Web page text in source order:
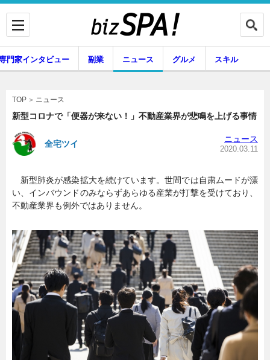
企業インタビュー 専門家インタビュー
副業 ニュース
グルメ スキル
暮らし エンタメ
連載一覧
門家インタビュー 副業 ニュース グルメ スキル
TOP ニュース
新型コロナで「便器が来ない！」不動産業界が悲鳴を上げる事情
全宅ツイ ニュース
2020.03.11
新型肺炎が感染拡大を続けています。世間では自粛ムードが漂
い、インバウンドのみならずあらゆる産業が打撃を受けており、
不動産業界も例外ではありません。